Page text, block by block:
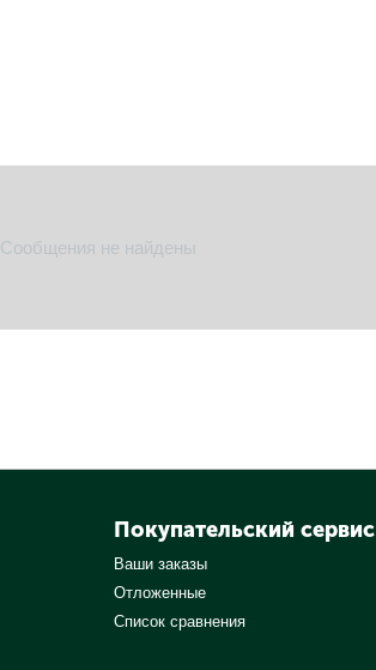
Сообщения не найдены
Покупательский сервис
Ваши заказы
Отложенные
Список сравнения